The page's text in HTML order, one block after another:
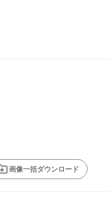
画像一括ダウンロード